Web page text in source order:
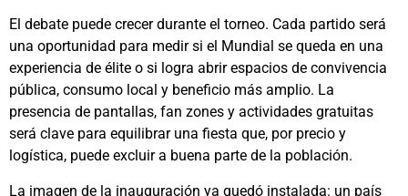
El debate puede crecer durante el torneo. Cada partido será
una oportunidad para medir si el Mundial se queda en una
experiencia de élite o si logra abrir espacios de convivencia
pública, consumo local y beneficio más amplio. La
presencia de pantallas, fan zones y actividades gratuitas
será clave para equilibrar una fiesta que, por precio y
logística, puede excluir a buena parte de la población.
La imagen de la inauguración ya quedó instalada: un país